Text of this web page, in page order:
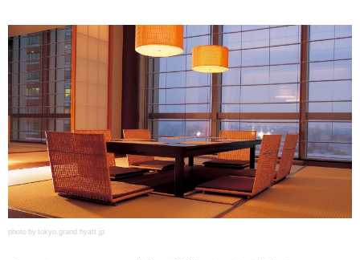
photo by tokyo.grand.hyatt.jp